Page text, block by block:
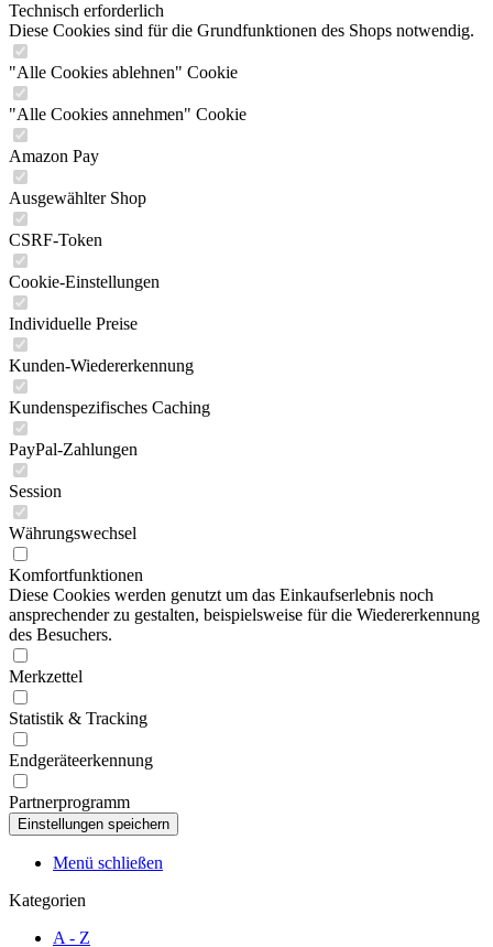
Technisch erforderlich
Diese Cookies sind für die Grundfunktionen des Shops notwendig.
"Alle Cookies ablehnen" Cookie
"Alle Cookies annehmen" Cookie
Amazon Pay
Ausgewählter Shop
CSRF-Token
Cookie-Einstellungen
Individuelle Preise
Kunden-Wiedererkennung
Kundenspezifisches Caching
PayPal-Zahlungen
Session
Währungswechsel
Komfortfunktionen
Diese Cookies werden genutzt um das Einkaufserlebnis noch
ansprechender zu gestalten, beispielsweise für die Wiedererkennung
des Besuchers.
Merkzettel
Statistik & Tracking
Endgeräteerkennung
Partnerprogramm
Menü schließen
Kategorien
A - Z